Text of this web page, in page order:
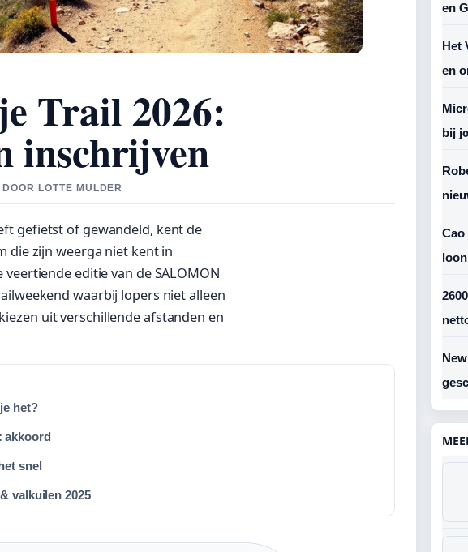
Trail 2026:
inschrijven
LOTTE MULDER
gefietst of gewandeld, kent de
die zijn weerga niet kent in
editie van de SALOMON
waarbij lopers niet alleen
uit verschillende afstanden en
het?
akkoord
snel
valkuilen 2025
en
Het
en
bij
Cao